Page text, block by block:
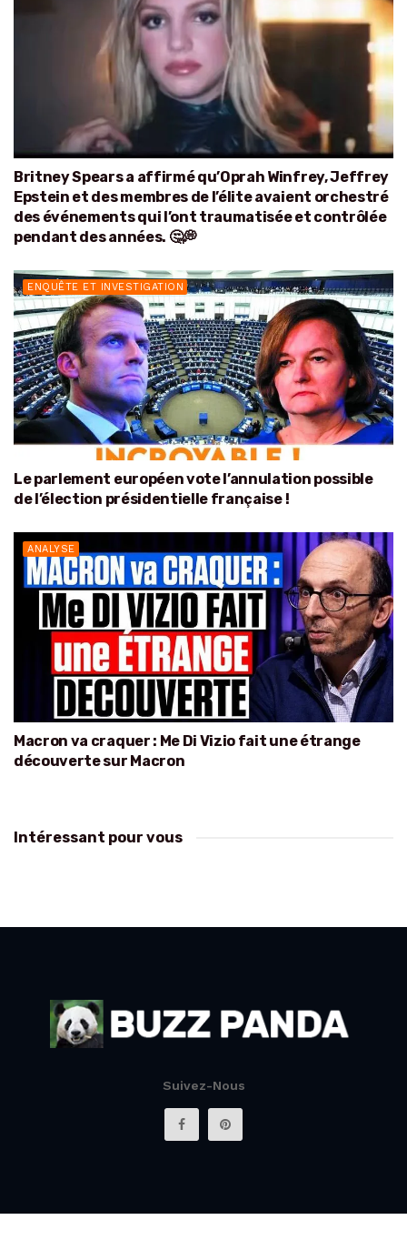
Britney Spears a affirmé qu’Oprah Winfrey, Jeffrey
Epstein et des membres de l’élite avaient orchestré
des événements qui l’ont traumatisée et contrôlée
pendant des années. 🤔💭
ENQUÊTE ET INVESTIGATION
Le parlement européen vote l’annulation possible
de l’élection présidentielle française !
ANALYSE
Macron va craquer : Me Di Vizio fait une étrange
découverte sur Macron
Intéressant pour vous
Suivez-Nous